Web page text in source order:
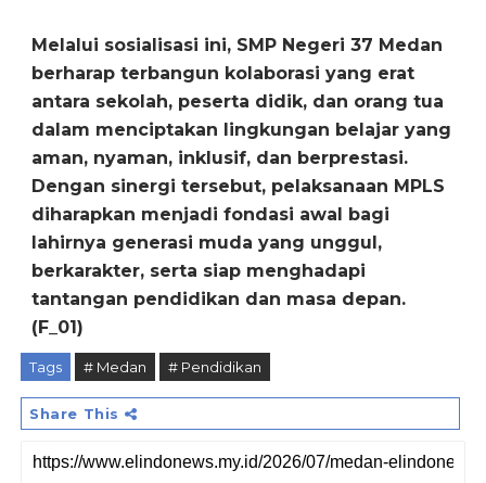
‎Melalui sosialisasi ini, SMP Negeri 37 Medan
berharap terbangun kolaborasi yang erat
antara sekolah, peserta didik, dan orang tua
dalam menciptakan lingkungan belajar yang
aman, nyaman, inklusif, dan berprestasi.
Dengan sinergi tersebut, pelaksanaan MPLS
diharapkan menjadi fondasi awal bagi
lahirnya generasi muda yang unggul,
berkarakter, serta siap menghadapi
tantangan pendidikan dan masa depan.
(F_01)
Tags # Medan # Pendidikan
Share This